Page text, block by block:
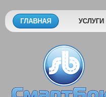
ГЛАВНАЯ УСЛУГИ